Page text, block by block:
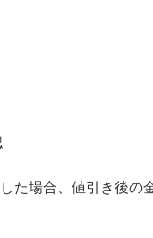
た場合、値引き後の